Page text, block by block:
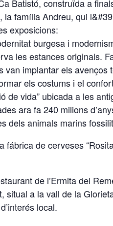
Batistó, construïda a
la família Andreu, qui
exposicions:
burgesa i
les estances originals.
van implantar els
els costums i el
de vida” ubicada a les
ara fa 240 milions
dels animals marins
fábrica de cerveses
de l’Ermita del
situal a la vall de la
local.